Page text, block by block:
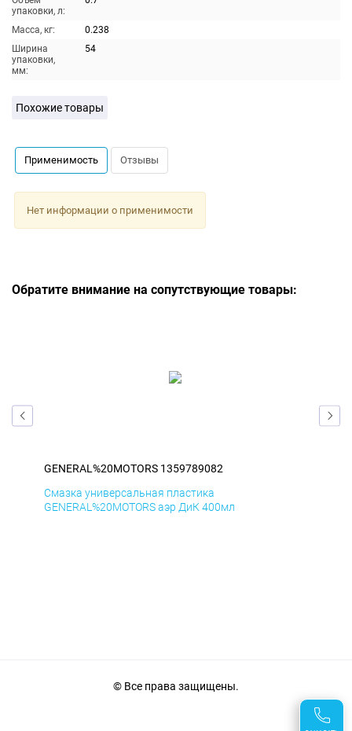
упаковки, л:
Масса, кг:
0.238
Ширина
упаковки,
мм:
54
Похожие товары
Применимость Отзывы
Нет информации о применимости
Обратите внимание на сопутствующие товары:
GENERAL%20MOTORS 1359789082
Смазка универсальная пластика
GENERAL%20MOTORS аэр ДиК 400мл
© Все права защищены.